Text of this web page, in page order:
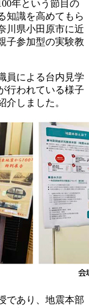
年という節目の
知識を高めてもら
川県小田原市に近
子参加型の実験教
員による台内見学
行われている様子
しました。
であり、地震本部